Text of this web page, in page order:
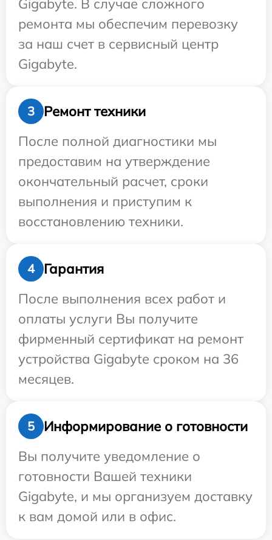
Gigabyte. В случае сложного
ремонта мы обеспечим перевозку
за наш счет в сервисный центр
Gigabyte.
3
Ремонт техники
После полной диагностики мы
предоставим на утверждение
окончательный расчет, сроки
выполнения и приступим к
восстановлению техники.
4
Гарантия
После выполнения всех работ и
оплаты услуги Вы получите
фирменный сертификат на ремонт
устройства Gigabyte сроком на 36
месяцев.
5
Информирование о готовности
Вы получите уведомление о
готовности Вашей техники
Gigabyte, и мы организуем доставку
к вам домой или в офис.